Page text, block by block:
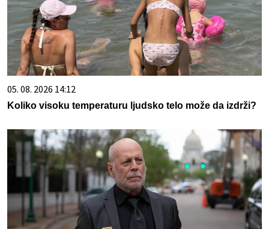
05. 08. 2026 14:12
Koliko visoku temperaturu ljudsko telo može da izdrži?